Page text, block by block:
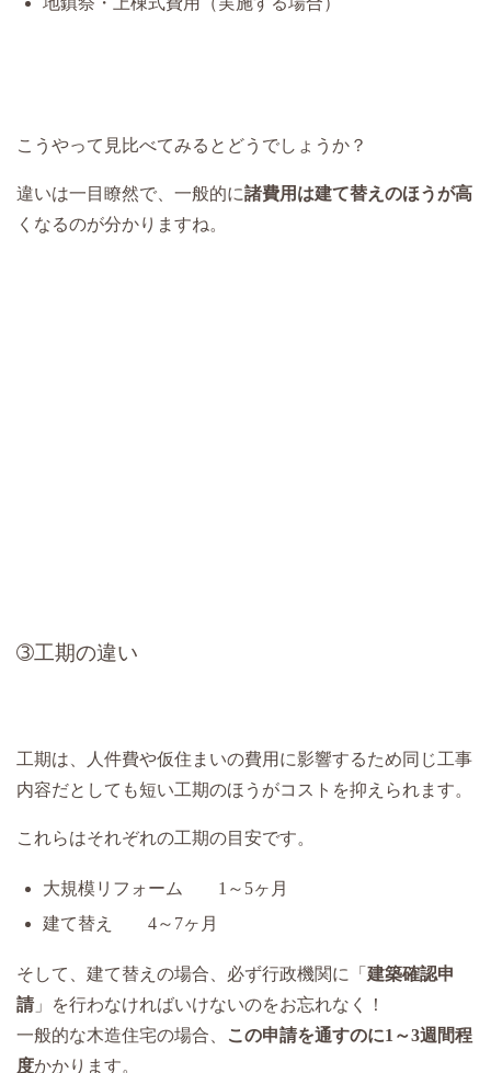
こうやって見比べてみるとどうでしょうか？
違いは一目瞭然で、一般的に諸費用は建て替えのほうが高
くなるのが分かりますね。
➂工期の違い
工期は、人件費や仮住まいの費用に影響するため同じ工事
内容だとしても短い工期のほうがコストを抑えられます。
これらはそれぞれの工期の目安です。
大規模リフォーム 1～5ヶ月
建て替え 4～7ヶ月
そして、建て替えの場合、必ず行政機関に「 建築確認申
請」を行わなければいけないのをお忘れなく！
一般的な木造住宅の場合、
この申請を通すのに1～3週間程
度かかります。